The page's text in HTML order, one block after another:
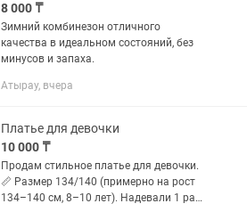
8 000 ₸
Зимний комбинезон отличного
качества в идеальном состояний, без
минусов и запаха.
Атырау, вчера
Платье для девочки
10 000 ₸
Продам стильное платье для девочки.
📏 Размер 134/140 (примерно на рост
134–140 см, 8–10 лет). Надевали 1 раз.